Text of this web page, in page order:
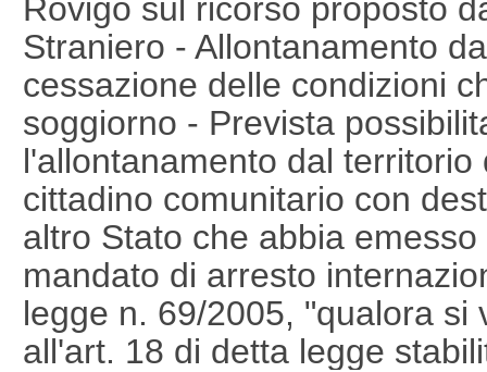
Rovigo sul ricorso proposto
Straniero - Allontanamento
cessazione delle condizioni
soggiorno - Prevista
l'allontanamento dal
cittadino comunitario con
altro Stato che abbia
mandato di arresto
legge n. 69/2005, "qualora si
all'art. 18 di detta legge